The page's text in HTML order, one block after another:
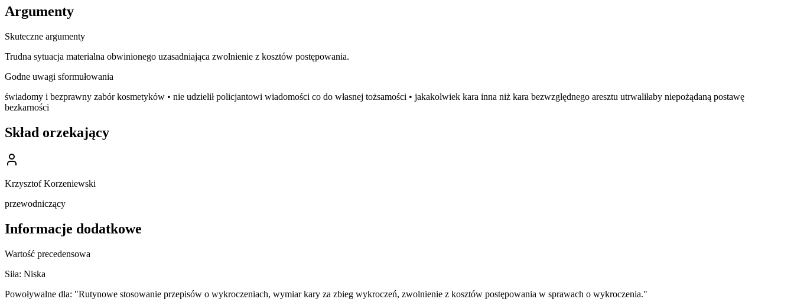
Argumenty
Skuteczne argumenty
Trudna sytuacja materialna obwinionego uzasadniająca zwolnienie z kosztów postępowania.
Godne uwagi sformułowania
świadomy i bezprawny zabór kosmetyków • nie udzielił policjantowi wiadomości co do własnej tożsamości • jakakolwiek kara inna niż kara bezwzględnego aresztu utrwaliłaby niepożądaną postawę
bezkarności
Skład orzekający
Krzysztof Korzeniewski
przewodniczący
Informacje dodatkowe
Wartość precedensowa
Siła: Niska
Powoływalne dla: "Rutynowe stosowanie przepisów o wykroczeniach, wymiar kary za zbieg wykroczeń, zwolnienie z kosztów postępowania w sprawach o wykroczenia."